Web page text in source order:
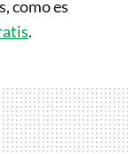
como es
.